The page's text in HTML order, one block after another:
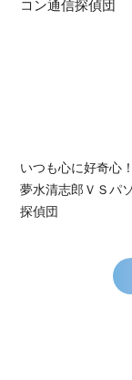
いつも心に好奇
夢水清志郎ＶＳパ
探偵団